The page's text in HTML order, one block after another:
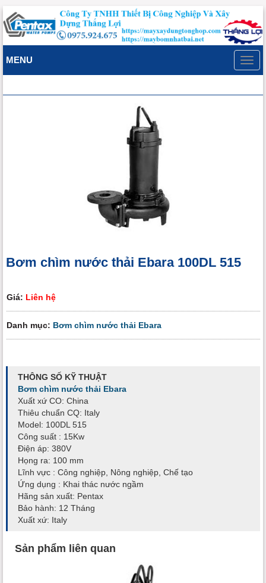
MENU
Bơm chìm nước thải Ebara 100DL 515
Giá: Liên hệ
Danh mục: Bơm chìm nước thải Ebara
THÔNG SỐ KỸ THUẬT
Bơm chìm nước thải Ebara
Xuất xứ CO: China
Thiêu chuẩn CQ: Italy
Model: 100DL 515
Công suất : 15Kw
Điện áp: 380V
Họng ra: 100 mm
Lĩnh vực : Công nghiệp, Nông nghiệp, Chế tạo
Ứng dụng : Khai thác nước ngầm
Hãng sản xuất: Pentax
Bảo hành: 12 Tháng
Xuất xứ: Italy
Sản phẩm liên quan